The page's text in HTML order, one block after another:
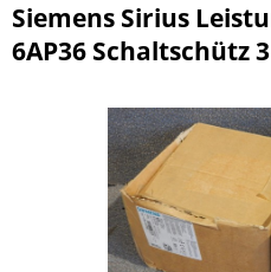
Siemens Sirius
6AP36 Schaltschütz